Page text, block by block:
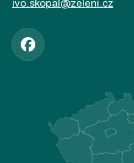
ivo.skopal@zeleni.cz